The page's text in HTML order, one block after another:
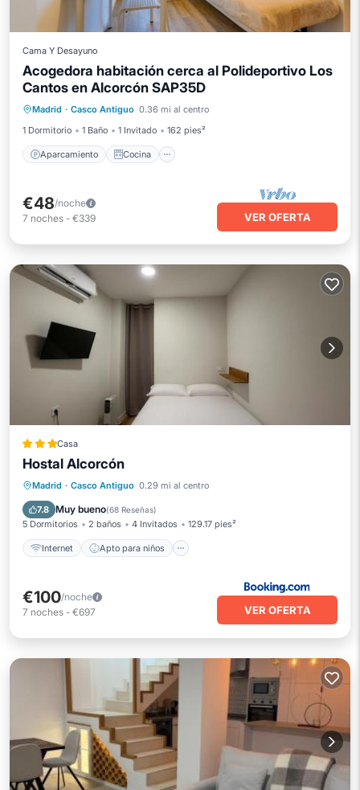
Cama Y Desayuno
Acogedora habitación cerca al Polideportivo Los
Cantos en Alcorcón SAP35D
Madrid · Casco Antiguo 0.36 mi al centro
1 Dormitorio
1 Baño 1 Invitado 162 pies²
Aparcamiento Cocina
Aparcamiento Cocina
Apto para niños
€48/noche
7 noches - €339 VER OFERTA
Casa
Hostal Alcorcón
Madrid · Casco Antiguo 0.29 mi al centro
7.8 Muy bueno(68 Reseñas)
5 Dormitorios 2 baños 4 Invitados 129.17 pies²
Internet Apto para niños
Internet
Seguridad/Protección
Servicios para huéspedes
€100/noche
7 noches - €697 VER OFERTA